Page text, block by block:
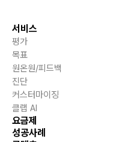
서비스
평가
목표
원온원/피드백
진단
커스터마이징
클랩 AI
요금제
성공사례